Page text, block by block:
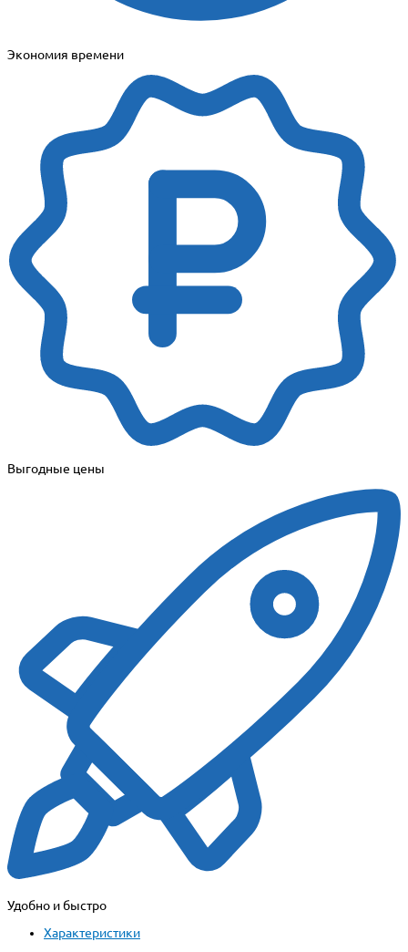
Экономия времени
Выгодные цены
Удобно и быстро
Характеристики